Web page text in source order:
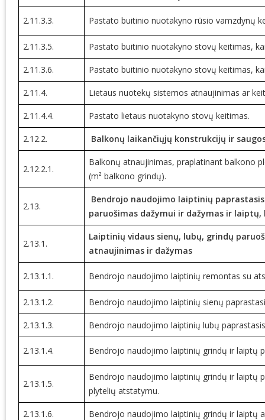
2.11.3.3. Pastato buitinio nuotakyno rūsio vamzdynų
2.11.3.5. Pastato buitinio nuotakyno stovų keitimas,
2.11.3.6. Pastato buitinio nuotakyno stovų keitimas,
2.11.4. Lietaus nuotekų sistemos atnaujinimas ar
2.11.4.4. Pastato lietaus nuotakyno stovų keitimas.
2.12.2. Balkonų laikančiųjų konstrukcijų ir
2.12.2.1.
Balkonų atnaujinimas, praplatinant balkono
(m² balkono grindų).
2.13.
Bendrojo naudojimo laiptinių
paruošimas dažymui ir dažymas ir
2.13.1.
Laiptinių vidaus sienų, lubų, grindų
atnaujinimas ir dažymas
2.13.1.1. Bendrojo naudojimo laiptinių remontas su
2.13.1.2. Bendrojo naudojimo laiptinių sienų
2.13.1.3. Bendrojo naudojimo laiptinių lubų
2.13.1.4. Bendrojo naudojimo laiptinių grindų ir laiptų
2.13.1.5.
Bendrojo naudojimo laiptinių grindų ir laiptų
plytelių atstatymu.
2.13.1.6. Bendrojo naudojimo laiptinių grindų ir laiptų